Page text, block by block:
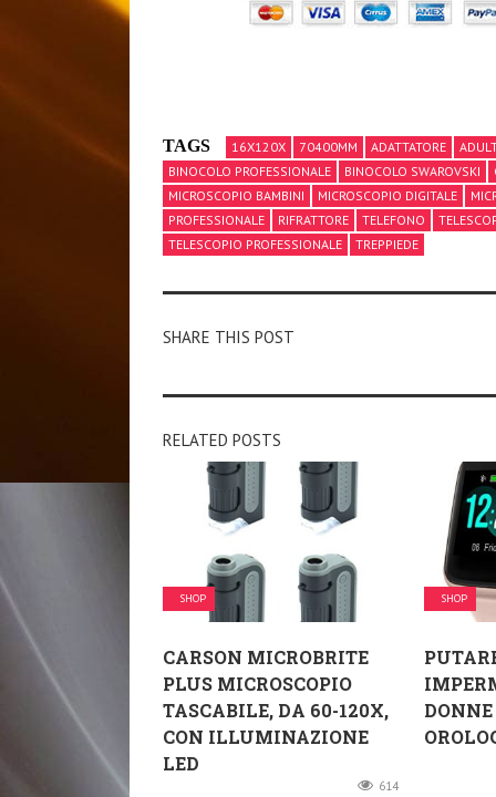
TAGS 16X120X 70400MM ADATTATORE
BINOCOLO PROFESSIONALE
BINOCOLO SWAROVSKI
MICROSCOPIO BAMBINI
MICROSCOPIO DIGITALE
PROFESSIONALE
RIFRATTORE TELEFONO
TELESCOPIO PROFESSIONALE
TREPPIEDE
SHARE THIS POST
RELATED POSTS
SHOP
CARSON MICROBRITE
PLUS MICROSCOPIO
TASCABILE, DA 60-120X,
CON ILLUMINAZIONE
LED
614
SHOP